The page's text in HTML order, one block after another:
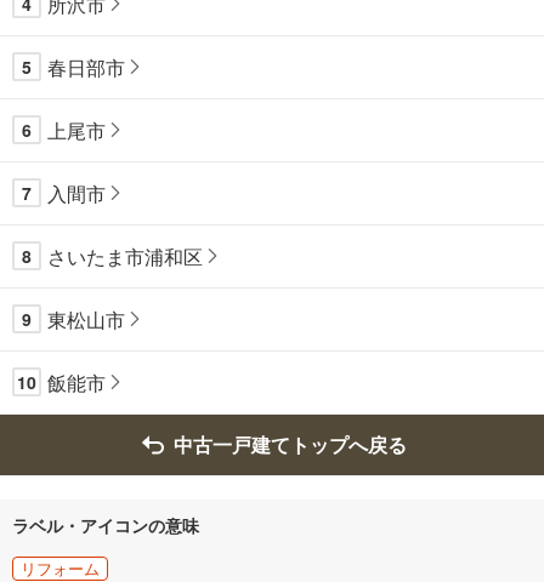
5 春日部市
6 上尾市
7 入間市
8 さいたま市浦和区
9 東松山市
10 飯能市
中古一戸建てトップへ戻る
ラベル・アイコンの意味
リフォーム